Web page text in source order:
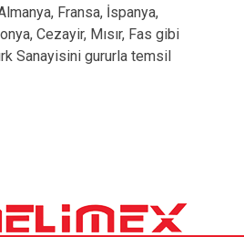
Fransa, İspanya,
Cezayir, Mısır, Fas gibi
Sanayisini gururla temsil